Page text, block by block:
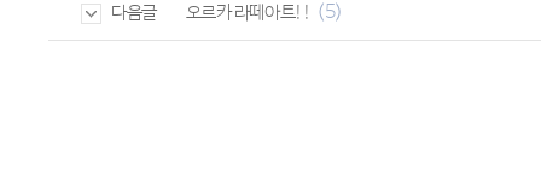
다음글 오르카 라떼아트!! (5)